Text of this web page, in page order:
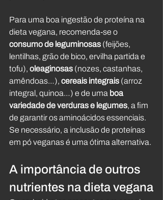
Para uma boa ingestão de proteína na
dieta vegana, recomenda-se o
consumo de leguminosas (feijões,
lentilhas, grão de bico, ervilha partida e
tofu), oleaginosas (nozes, castanhas,
amêndoas…), cereais integrais (arroz
integral, quinoa…) e de uma boa
variedade de verduras e legumes, a fim
de garantir os aminoácidos essenciais.
Se necessário, a inclusão de proteínas
em pó veganas é uma ótima alternativa.
A importância de outros
nutrientes na dieta vegana